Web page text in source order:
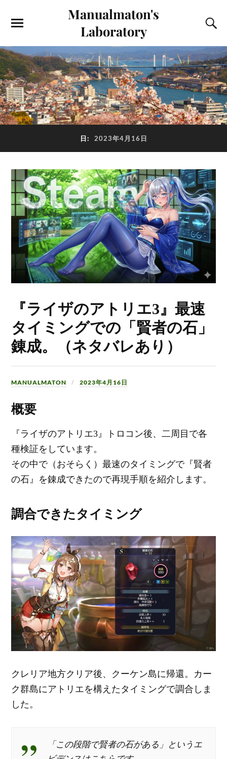
Manualmaton's
Laboratory
日: 2023年4月16日
『ライザのアトリエ3』最速
タイミングでの「賢者の石」
錬成。（ネタバレあり）
MANUALMATON 2023年4月16日
概要
『ライザのアトリエ3』トロコン後、二周目で各
種検証をしています。
その中で（おそらく）最速のタイミングで『賢者
の石』を錬成できたので再現手順を紹介します。
調合できたタイミング
クレリア地方クリア後、クーケン島に帰還。カー
ク群島にアトリエを構えたタイミングで調合しま
した。
「この段階で賢者の石がある」というエ